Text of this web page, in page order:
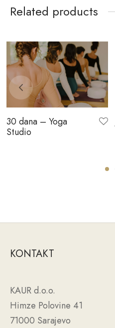
Related products
30 dana – Yoga
Studio
KONTAKT
KAUR d.o.o.
Himze Polovine 41
71000 Sarajevo